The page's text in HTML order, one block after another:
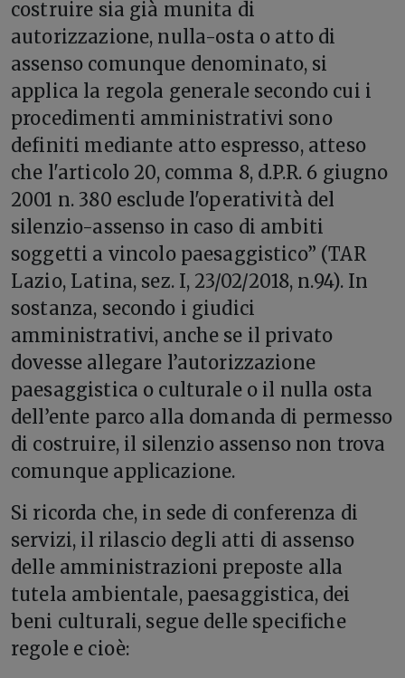
costruire sia già munita di
autorizzazione, nulla-osta o atto di
assenso comunque denominato, si
applica la regola generale secondo cui i
procedimenti amministrativi sono
definiti mediante atto espresso, atteso
che l'articolo 20, comma 8, d.P.R. 6 giugno
2001 n. 380 esclude l'operatività del
silenzio-assenso in caso di ambiti
soggetti a vincolo paesaggistico” (TAR
Lazio, Latina, sez. I, 23/02/2018, n.94). In
sostanza, secondo i giudici
amministrativi, anche se il privato
dovesse allegare l’autorizzazione
paesaggistica o culturale o il nulla osta
dell’ente parco alla domanda di permesso
di costruire, il silenzio assenso non trova
comunque applicazione.
Si ricorda che, in sede di conferenza di
servizi, il rilascio degli atti di assenso
delle amministrazioni preposte alla
tutela ambientale, paesaggistica, dei
beni culturali, segue delle specifiche
regole e cioè: